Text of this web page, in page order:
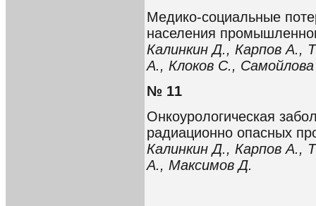
Медико-социальные
населения
Калинкин Д., Карпов А.,
А., Клоков С.,
№ 11
Онкоурологическая
радиационно опасных
Калинкин Д., Карпов А.,
А., Максимов Д.